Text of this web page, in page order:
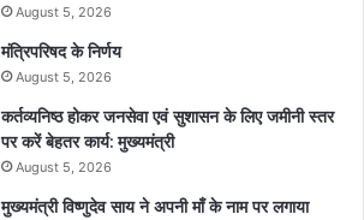
August 5, 2026
मंत्रिपरिषद के निर्णय
August 5, 2026
कर्तव्यनिष्ठ होकर जनसेवा एवं सुशासन के लिए जमीनी स्तर
पर करें बेहतर कार्य: मुख्यमंत्री
August 5, 2026
मुख्यमंत्री विष्णुदेव साय ने अपनी माँ के नाम पर लगाया